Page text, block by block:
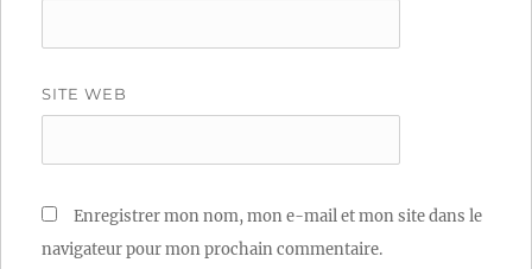
SITE WEB
Enregistrer mon nom, mon e-mail et mon site dans le
navigateur pour mon prochain commentaire.